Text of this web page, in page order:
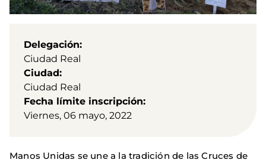
Delegación
Ciudad Real
Ciudad
Ciudad Real
Fecha límite inscripción
Viernes, 06 mayo, 2022
Manos Unidas se une a la tradición de las Cruces de